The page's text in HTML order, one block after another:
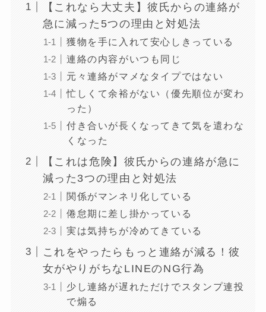
【これなら大丈夫】彼氏からの連絡が
急に減った5つの理由と対処法
獲物を手に入れて安心しきっている
連絡の内容がいつも同じ
元々連絡がマメなタイプではない
忙しくて余裕がない（優先順位が変わ
った）
付き合いが長くなってきて気を遣わな
くなった
【これは危険】彼氏からの連絡が急に
減った3つの理由と対処法
関係がマンネリ化している
倦怠期に差し掛かっている
実は気持ちが冷めてきている
これをやったらもっと連絡が減る！彼
女がやりがちなLINEのNG行為
少し連絡が遅れただけでスタンプ連投
で煽る